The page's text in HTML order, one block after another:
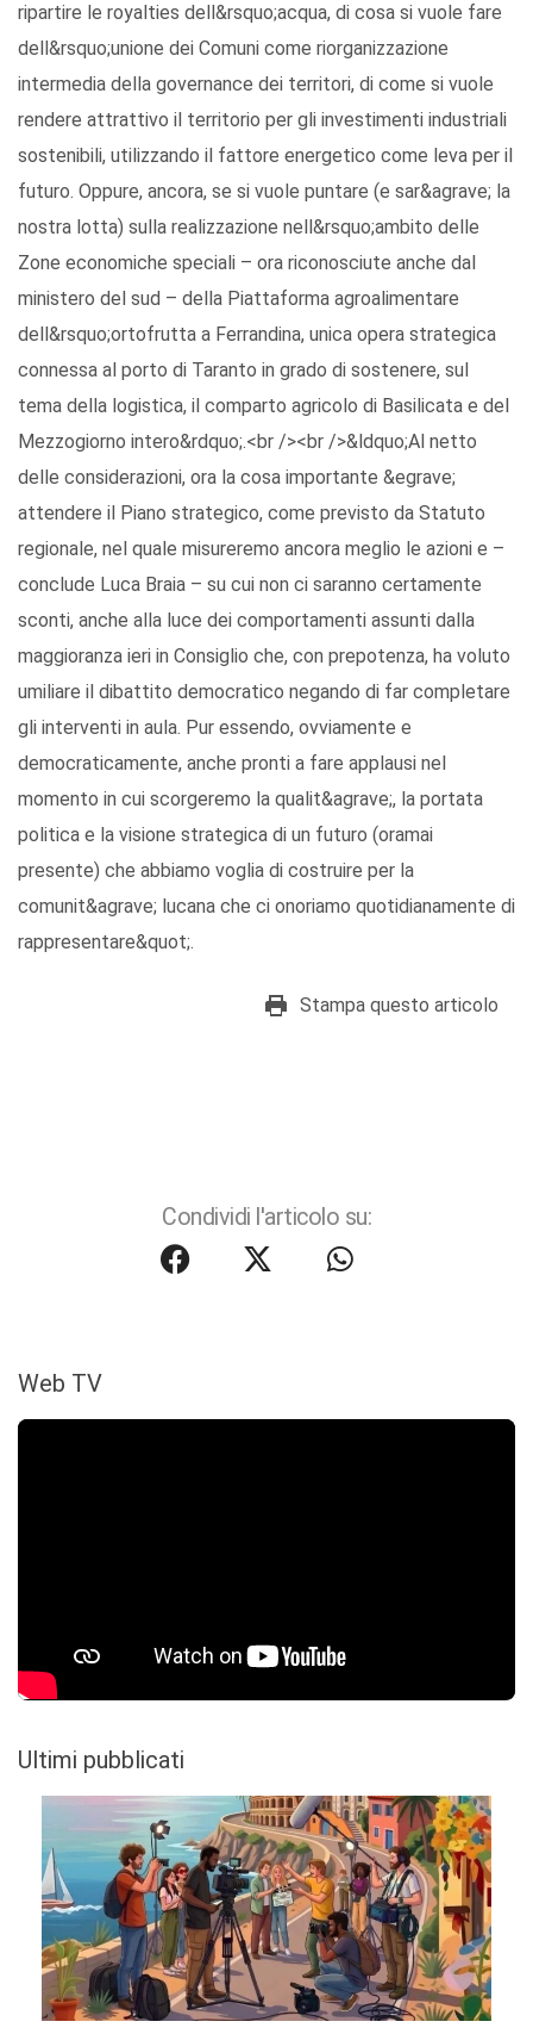
ripartire le royalties dell&rsquo;acqua, di cosa si vuole fare
dell&rsquo;unione dei Comuni come riorganizzazione
intermedia della governance dei territori, di come si vuole
rendere attrattivo il territorio per gli investimenti industriali
sostenibili, utilizzando il fattore energetico come leva per il
futuro. Oppure, ancora, se si vuole puntare (e sar&agrave; la
nostra lotta) sulla realizzazione nell&rsquo;ambito delle
Zone economiche speciali – ora riconosciute anche dal
ministero del sud – della Piattaforma agroalimentare
dell&rsquo;ortofrutta a Ferrandina, unica opera strategica
connessa al porto di Taranto in grado di sostenere, sul
tema della logistica, il comparto agricolo di Basilicata e del
Mezzogiorno intero&rdquo;.<br /><br />&ldquo;Al netto
delle considerazioni, ora la cosa importante &egrave;
attendere il Piano strategico, come previsto da Statuto
regionale, nel quale misureremo ancora meglio le azioni e –
conclude Luca Braia – su cui non ci saranno certamente
sconti, anche alla luce dei comportamenti assunti dalla
maggioranza ieri in Consiglio che, con prepotenza, ha voluto
umiliare il dibattito democratico negando di far completare
gli interventi in aula. Pur essendo, ovviamente e
democraticamente, anche pronti a fare applausi nel
momento in cui scorgeremo la qualit&agrave;, la portata
politica e la visione strategica di un futuro (oramai
presente) che abbiamo voglia di costruire per la
comunit&agrave; lucana che ci onoriamo quotidianamente di
rappresentare&quot;.
Stampa questo articolo
Condividi l'articolo su:
Web TV
Ultimi pubblicati